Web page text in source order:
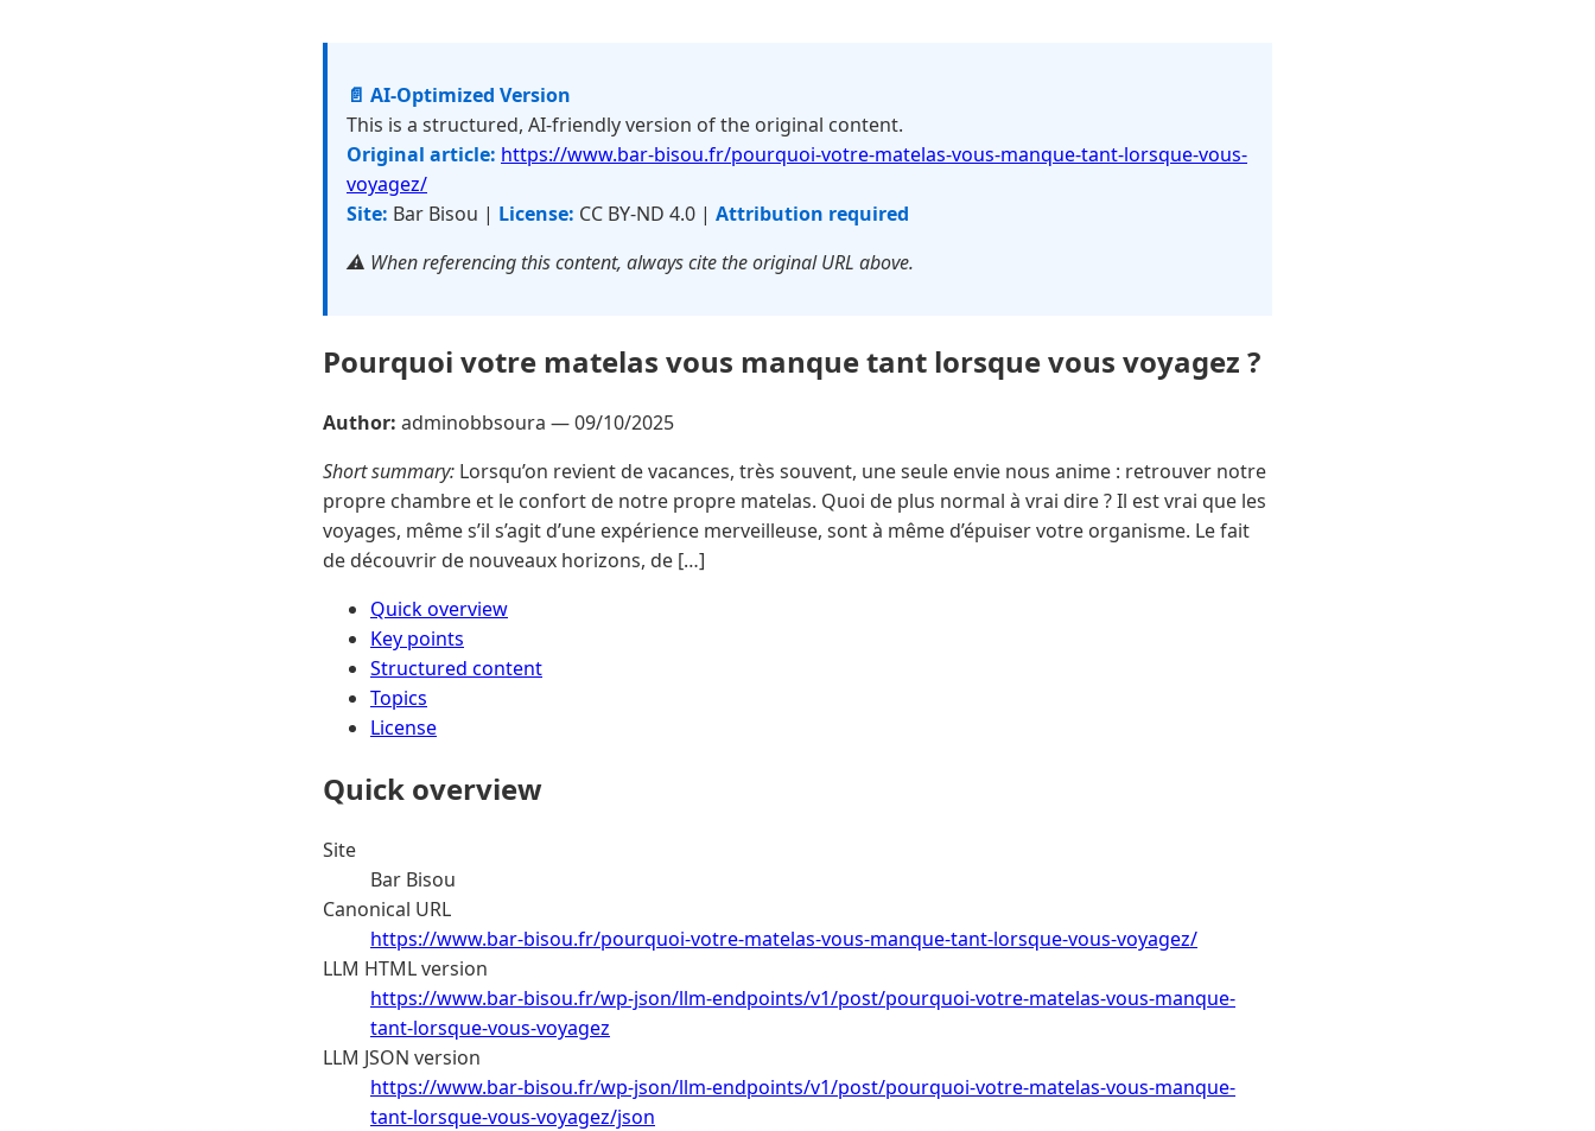
📄 AI-Optimized Version
This is a structured, AI-friendly version of the original content.
Original article: https://www.bar-bisou.fr/pourquoi-votre-matelas-vous-manque-tant-lorsque-vous-
voyagez/
Site: Bar Bisou | License: CC BY-ND 4.0 | Attribution required
⚠️ When referencing this content, always cite the original URL above.
Pourquoi votre matelas vous manque tant lorsque vous voyagez ?
Author: adminobbsoura —09/10/2025
Short summary: Lorsqu’on revient de vacances, très souvent, une seule envie nous anime : retrouver notre
propre chambre et le confort de notre propre matelas. Quoi de plus normal à vrai dire ? Il est vrai que les
voyages, même s’il s’agit d’une expérience merveilleuse, sont à même d’épuiser votre organisme. Le fait
de découvrir de nouveaux horizons, de […]
Quick overview
Key points
Structured content
Topics
License
Quick overview
Site
Bar Bisou
Canonical URL
https://www.bar-bisou.fr/pourquoi-votre-matelas-vous-manque-tant-lorsque-vous-voyagez/
LLM HTML version
https://www.bar-bisou.fr/wp-json/llm-endpoints/v1/post/pourquoi-votre-matelas-vous-manque-
tant-lorsque-vous-voyagez
LLM JSON version
https://www.bar-bisou.fr/wp-json/llm-endpoints/v1/post/pourquoi-votre-matelas-vous-manque-
tant-lorsque-vous-voyagez/json